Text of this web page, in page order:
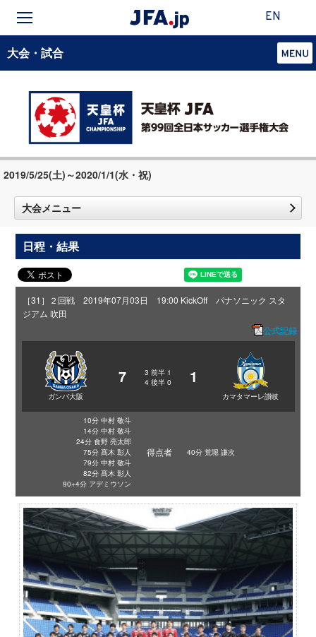
EN
大会・試合
2019/5/25(土)～2020/1/1(水・祝)
大会メニュー
日程・結果
［31］２回戦 2019年07月03日 19:00 KickOff パナソニック スタ
ジアム 吹田
公式記録
ガンバ大阪
7 3 前半 1
4 後半 0 1
カマタマーレ讃岐
10分 中村 敬斗
14分 中村 敬斗
24分 食野 亮太郎
75分 髙木 彰人
79分 中村 敬斗
82分 髙木 彰人
90+4分 アデミウソン
得点者 40分 荒堀 謙次